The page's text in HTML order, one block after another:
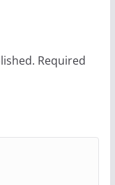
Required